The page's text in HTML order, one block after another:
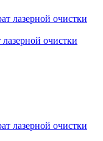
очистки